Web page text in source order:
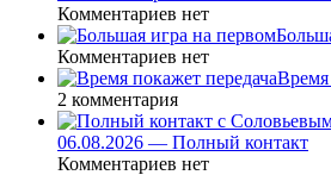
Комментариев нет
Комментариев нет
Время
2 комментария
06.08.2026 — Полный контакт
Комментариев нет